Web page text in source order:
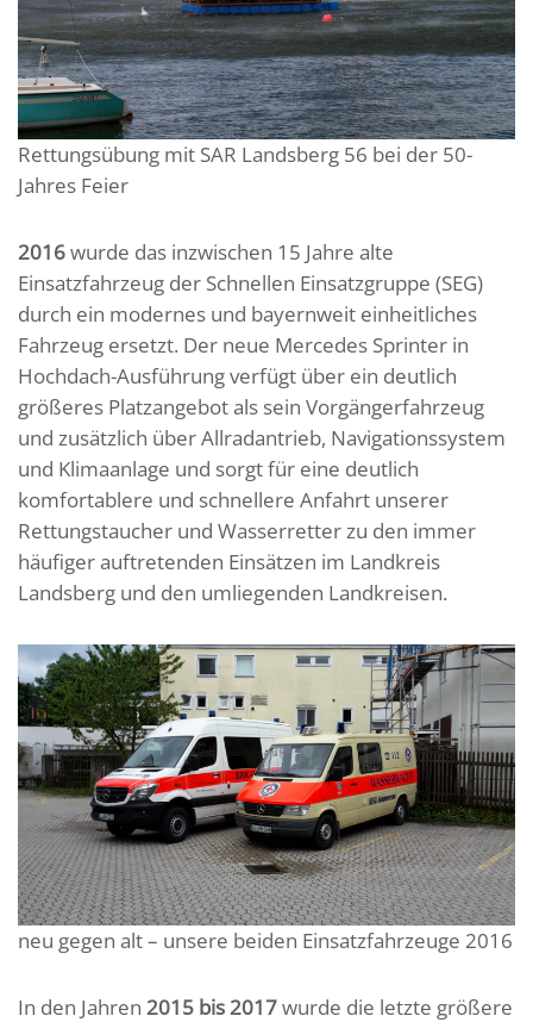
Rettungsübung mit SAR Landsberg 56 bei der 50-
Jahres Feier
2016wurde das inzwischen 15 Jahre alte
Einsatzfahrzeug der Schnellen Einsatzgruppe (SEG)
durch ein modernes und bayernweit einheitliches
Fahrzeug ersetzt. Der neue Mercedes Sprinter in
Hochdach-Ausführung verfügt über ein deutlich
größeres Platzangebot als sein Vorgängerfahrzeug
und zusätzlich über Allradantrieb, Navigationssystem
und Klimaanlage und sorgt für eine deutlich
komfortablere und schnellere Anfahrt unserer
Rettungstaucher und Wasserretter zu den immer
häufiger auftretenden Einsätzen im Landkreis
Landsberg und den umliegenden Landkreisen.
neu gegen alt – unsere beiden Einsatzfahrzeuge 2016
In den Jahren 2015 bis 2017wurde die letzte größere